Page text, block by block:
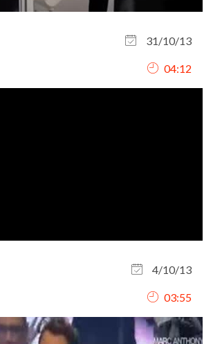
31/10/13
04:12
4/10/13
03:55